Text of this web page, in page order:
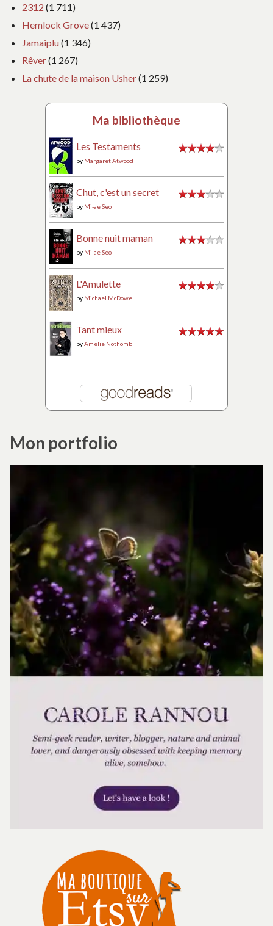
2312 (1 711)
Hemlock Grove(1 437)
Jamaiplu(1 346)
Rêver(1 267)
La chute de la maison Usher(1 259)
Ma bibliothèque
Les Testaments
by Margaret Atwood
Chut, c'est un secret
by Mi-ae Seo
Bonne nuit maman
by Mi-ae Seo
L'Amulette
by Michael McDowell
Tant mieux
byAmélie Nothomb
Mon portfolio